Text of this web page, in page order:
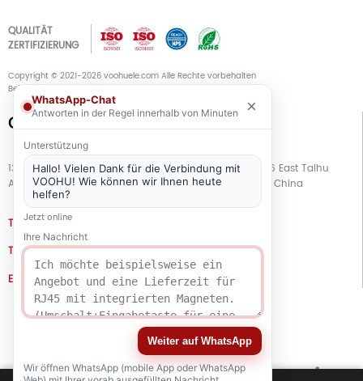
QUALITÄT
ZERTIFIZIERUNG
Copyright © 2021-2026 voohuele.com Alle Rechte vorbehalten
Beliebte Produkte-Sitemap-Speziell
Connect with Us
13. Stock, Gebäude G, Kaiping Business Center, Nr. 11666 East Taihu
Avenue, Bezirk Wujiang, Stadt Suzhou, Provinz Jiangsu, China
TEL
+86 133 5804 1040 (WhatsApp)
TEL +86 180 2130 1136 / +86 133 3865 5578
E-MAIL
voohu@voohuele.com
Soziale Medien
WhatsApp-Chat
Antworten in der Regel innerhalb von Minuten ×
Unterstützung
Hallo! Vielen Dank für die Verbindung mit
VOOHU! Wie können wir Ihnen heute
helfen?
Jetzt online
Ihre Nachricht
Weiter auf WhatsApp
Wir öffnen WhatsApp (mobile App oder WhatsApp